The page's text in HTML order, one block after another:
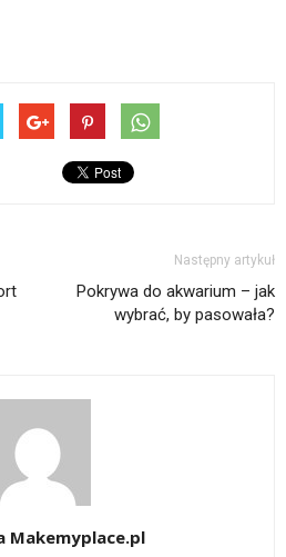
Następny artykuł
Pokrywa do akwarium – jak
wybrać, by pasowała?
Makemyplace.pl